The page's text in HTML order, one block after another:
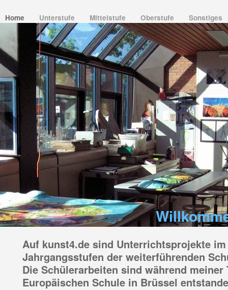
Home Unterstufe Mittelstufe Oberstufe Sonstiges
Auf kunst4.de sind Unterrichtsprojekte
Jahrgangsstufen der weiterführenden
Die Schülerarbeiten sind während
Europäischen Schule in Brüssel